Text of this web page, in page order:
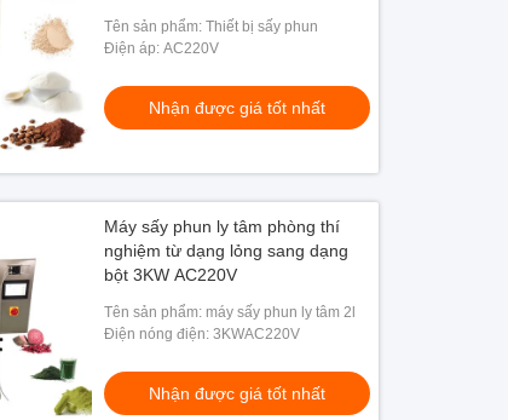
Tên sản phẩm: Thiết bị sấy phun
Điện áp: AC220V
Nhận được giá tốt nhất
Máy sấy phun ly tâm phòng thí
nghiệm từ dạng lỏng sang dạng
bột 3KW AC220V
Tên sản phẩm: máy sấy phun ly tâm 2l
Điện nóng điện: 3KWAC220V
Nhận được giá tốt nhất